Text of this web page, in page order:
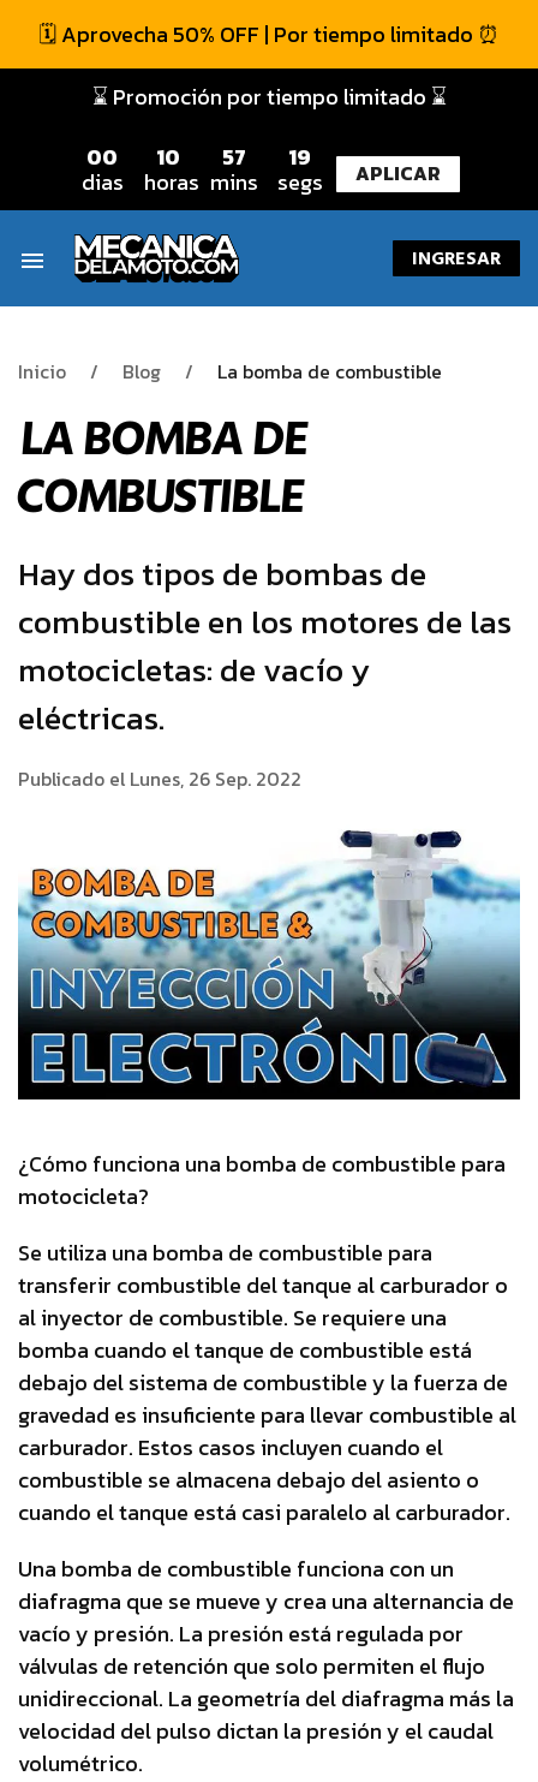
🗓️ Aprovecha 50% OFF | Por tiempo limitado ⏰
⌛ Promoción por tiempo limitado ⌛
00
dias
10
horas
57
mins
18
segs APLICAR
menu INGRESAR
Inicio Blog La bomba de combustible
LA BOMBA DE
COMBUSTIBLE
Hay dos tipos de bombas de
combustible en los motores de las
motocicletas: de vacío y
eléctricas.
Publicado el Lunes, 26 Sep. 2022
¿Cómo funciona una bomba de combustible para
motocicleta?
Se utiliza una bomba de combustible para
transferir combustible del tanque al carburador o
al inyector de combustible. Se requiere una
bomba cuando el tanque de combustible está
debajo del sistema de combustible y la fuerza de
gravedad es insuficiente para llevar combustible al
carburador. Estos casos incluyen cuando el
combustible se almacena debajo del asiento o
cuando el tanque está casi paralelo al carburador.
Una bomba de combustible funciona con un
diafragma que se mueve y crea una alternancia de
vacío y presión. La presión está regulada por
válvulas de retención que solo permiten el flujo
unidireccional. La geometría del diafragma más la
velocidad del pulso dictan la presión y el caudal
volumétrico.